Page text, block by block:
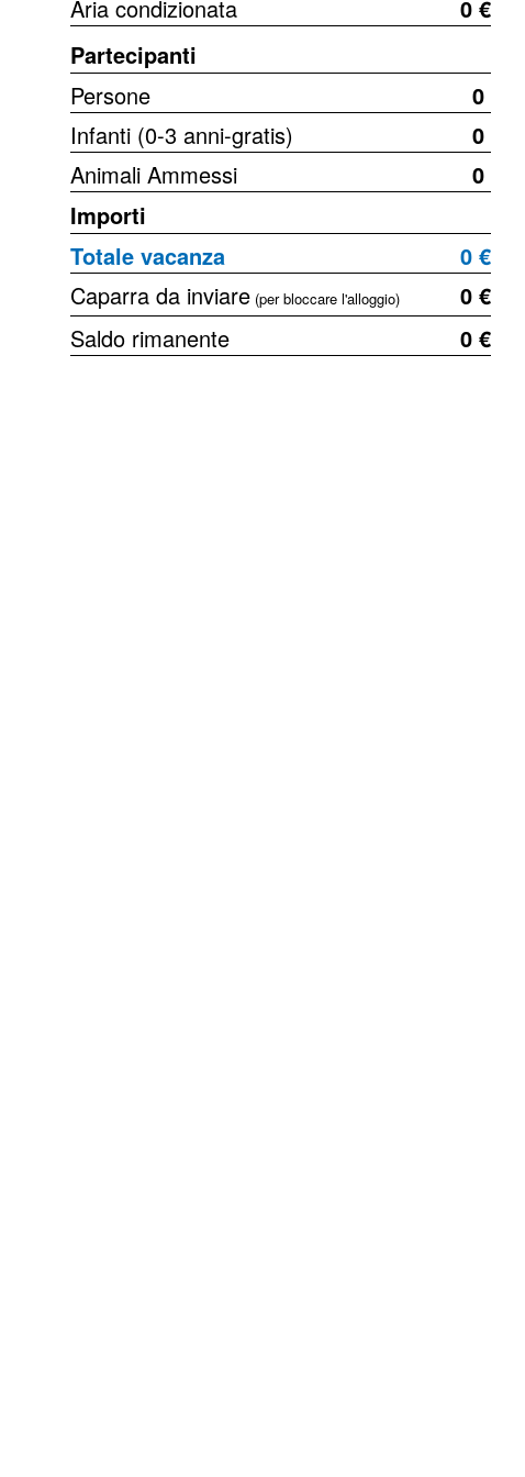
Aria condizionata
0 €
Partecipanti
Persone
0
Infanti (0-3 anni-gratis)
0
Animali Ammessi
0
Importi
Totale vacanza
0 €
Caparra da inviare (per bloccare l'alloggio)
0 €
Saldo rimanente
0 €